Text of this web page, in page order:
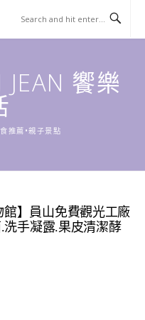
饗樂
推薦•親子景點
】員山免費觀光工廠
手凝露.果皮清潔酵